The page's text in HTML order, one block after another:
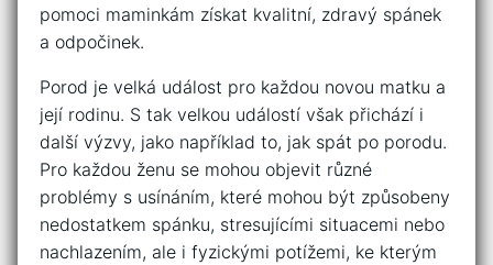
pomoci maminkám získat kvalitní, zdravý spánek
a odpočinek.
Porod je velká událost pro každou novou matku a
její rodinu. S tak velkou událostí však přichází i
další výzvy, jako například to, jak spát po porodu.
Pro každou ženu se mohou objevit různé
problémy s usínáním, které mohou být způsobeny
nedostatkem spánku, stresujícími situacemi nebo
nachlazením, ale i fyzickými potížemi, ke kterým